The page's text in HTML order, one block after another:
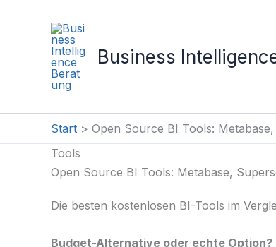
Business
Start
Open Source BI Tools:
Tools
Open Source BI Tools: Metabase,
Die besten kostenlosen BI-Tools im
Budget-Alternative oder echte Option?